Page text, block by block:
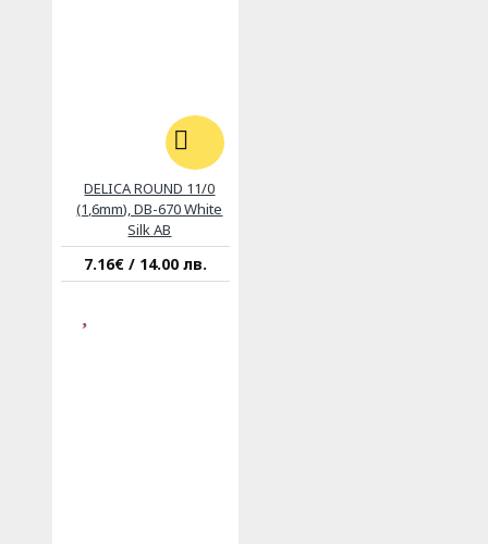
DELICA ROUND 11/0
(1,6mm), DB-670 White
Silk AB
7.16€ / 14.00 лв.